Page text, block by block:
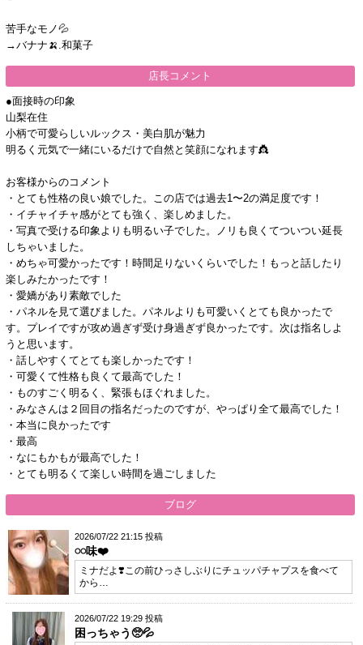
苦手なモノ💦
→バナナ🍌.和菓子
店長コメント
●面接時の印象
山梨在住
小柄で可愛らしいルックス・美白肌が魅力
明るく元気で一緒にいるだけで自然と笑顔になれます👸
お客様からのコメント
・とても性格の良い娘でした。この店では過去1〜2の満足度です！
・イチャイチャ感がとても強く、楽しめました。
・写真で受ける印象よりも明るい子でした。ノリも良くてついつい延長
しちゃいました。
・めちゃ可愛かったです！時間足りないくらいでした！もっと話したり
楽しみたかったです！
・愛嬌があり素敵でした
・パネルを見て選びました。パネルよりも可愛いくとても良かったで
す。プレイですが攻め過ぎず受け身過ぎず良かったです。次は指名しよ
うと思います。
・話しやすくてとても楽しかったです！
・可愛くて性格も良くて最高でした！
・ものすごく明るく、緊張もほぐれました。
・みなさんは２回目の指名だったのですが、やっぱり全て最高でした！
・本当に良かったです
・最高
・なにもかもが最高でした！
・とても明るくて楽しい時間を過ごしました
ブログ
2026/07/22 21:15 投稿
𓏸𓏸味❤️
ミナだよ❣️この前ひっさしぶりにチュッパチャプスを食べて
から…
2026/07/22 19:29 投稿
困っちゃう🥺︎💦